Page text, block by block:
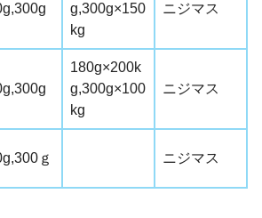
g,300g×150
kg
ニジマス
180g×200k
g,300g×100
kg
ニジマス
300ｇ ニジマス